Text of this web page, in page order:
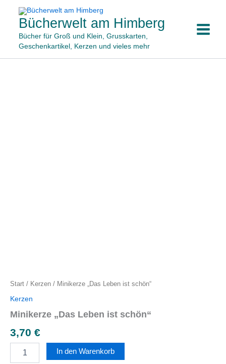
springenBücherwelt am Himberg
Bücher für Groß und Klein, Grusskarten,
Geschenkartikel, Kerzen und vieles mehr
Start / Kerzen / Minikerze „Das Leben ist schön“
Kerzen
Minikerze „Das Leben ist schön“
3,70 €
In den Warenkorb